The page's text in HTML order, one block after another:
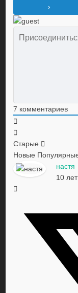
7 комментариев
Старые
Новые
настя
10